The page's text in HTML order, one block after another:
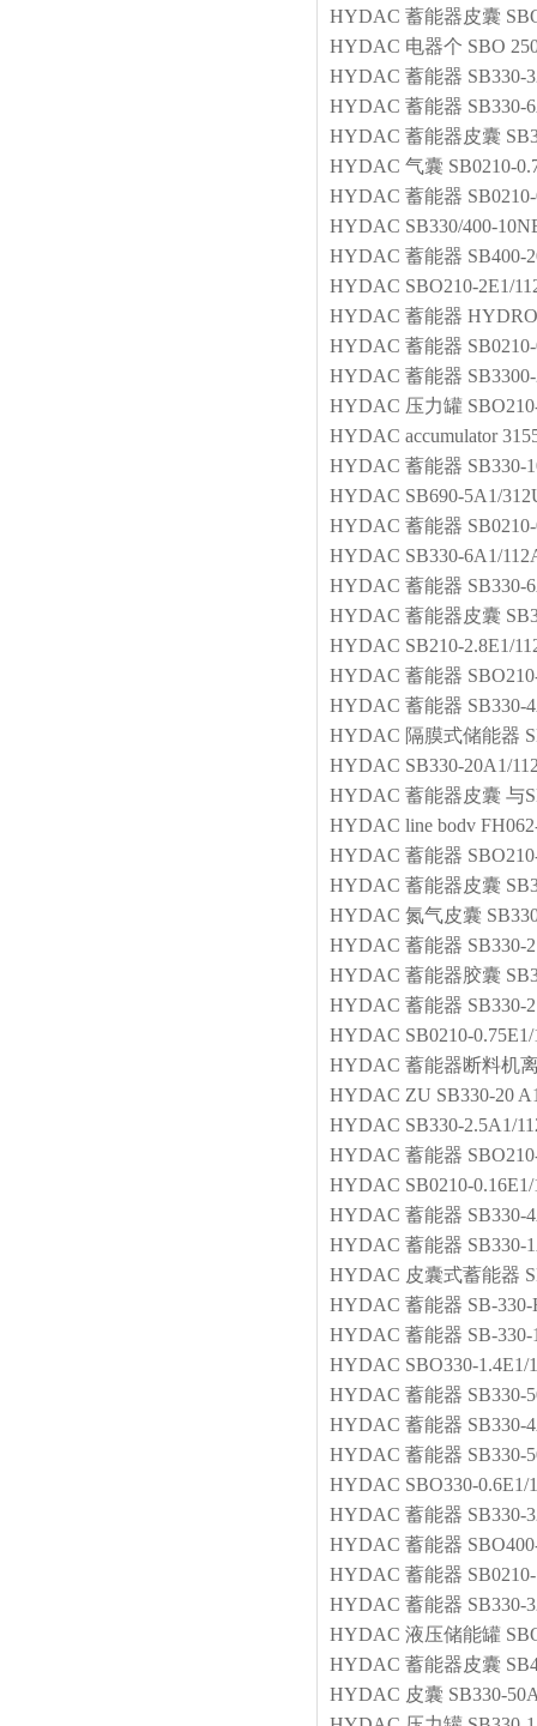
HYDAC 蓄能器皮囊
HYDAC 电器个 SBO
HYDAC 蓄能器 SB330-
HYDAC 蓄能器 SB330-
HYDAC 蓄能器皮囊
HYDAC 气囊 SB0210-
HYDAC 蓄能器
HYDAC SB330/400-
HYDAC 蓄能器 SB400-
HYDAC SBO210-2E1/
HYDAC 蓄能器
HYDAC 蓄能器
HYDAC 蓄能器
HYDAC 压力罐
HYDAC accumulator
HYDAC 蓄能器 SB330-
HYDAC SB690-5A1/
HYDAC 蓄能器
HYDAC SB330-6A1/
HYDAC 蓄能器 SB330-
HYDAC 蓄能器皮囊
HYDAC SB210-2.8E1/
HYDAC 蓄能器
HYDAC 蓄能器 SB330-
HYDAC 隔膜式储能器
HYDAC SB330-20A1/
HYDAC 蓄能器皮囊 与
HYDAC line bodv
HYDAC 蓄能器
HYDAC 蓄能器皮囊
HYDAC 氮气皮囊
HYDAC 蓄能器 SB330-
HYDAC 蓄能器胶囊
HYDAC 蓄能器 SB330-
HYDAC SB0210-
HYDAC 蓄能器断料机
HYDAC ZU SB330-20
HYDAC SB330-2.5A1/
HYDAC 蓄能器
HYDAC SB0210-
HYDAC 蓄能器 SB330-
HYDAC 蓄能器 SB330-
HYDAC 皮囊式蓄能器
HYDAC 蓄能器 SB-
HYDAC 蓄能器 SB-
HYDAC SBO330-
HYDAC 蓄能器 SB330-
HYDAC 蓄能器 SB330-
HYDAC 蓄能器 SB330-
HYDAC SBO330-
HYDAC 蓄能器 SB330-
HYDAC 蓄能器
HYDAC 蓄能器
HYDAC 蓄能器 SB330-
HYDAC 液压储能罐
HYDAC 蓄能器皮囊
HYDAC 皮囊 SB330-